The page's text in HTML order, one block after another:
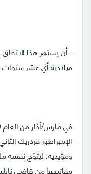
- أن يستمر هذا
ميلادية أي عشر سنوات
الإمبراطور فردريك
ومؤيديه، ليتوّج نفسه
مفاتيحها من قاضي